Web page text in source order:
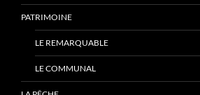
PATRIMOINE
LE REMARQUABLE
LE COMMUNAL